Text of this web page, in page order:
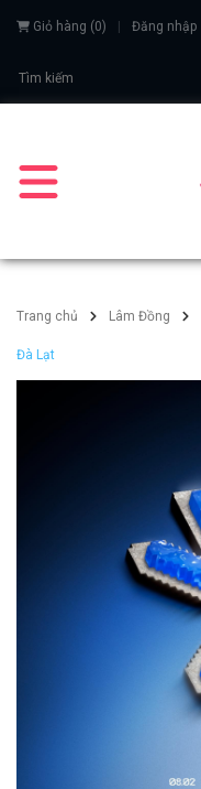
Giỏ hàng (0) Đăng nhập
Trang chủ Lâm Đồng
Đà Lạt